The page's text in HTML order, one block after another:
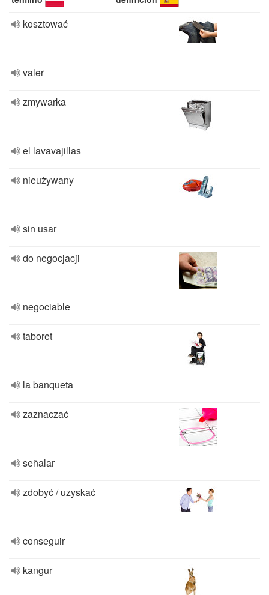
kosztować
valer
zmywarka
el lavavajillas
nieużywany
sin usar
do negocjacji
negociable
taboret
la banqueta
zaznaczać
señalar
zdobyć / uzyskać
conseguir
kangur